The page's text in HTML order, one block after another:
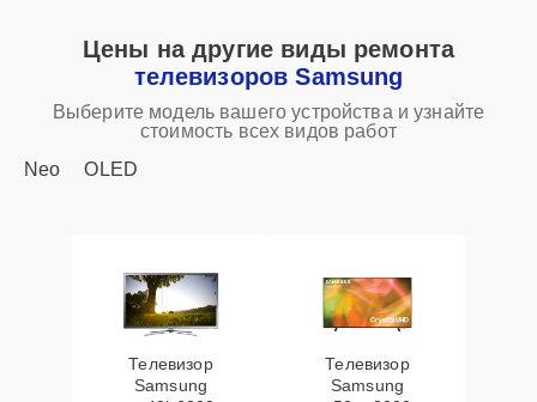
Цены на другие виды ремонта
телевизоров Samsung
Выберите модель вашего устройства и узнайте
стоимость всех видов работ
Neo
OLED
Телевизор
Samsung
Телевизор
Samsung